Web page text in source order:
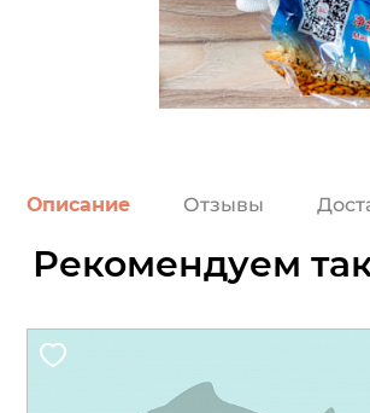
Описание Отзывы
Рекомендуем